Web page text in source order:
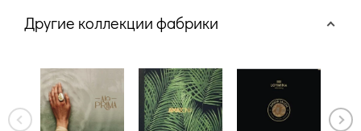
Другие коллекции фабрики